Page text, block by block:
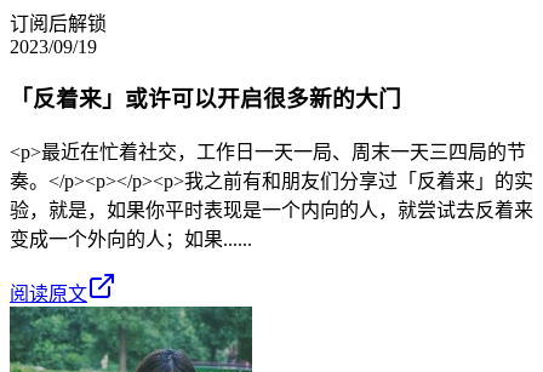
订阅后解锁
2023/09/19
「反着来」或许可以开启很多新的大门
<p>最近在忙着社交，工作日一天一局、周末一天三四局的节
奏。</p><p></p><p>我之前有和朋友们分享过「反着来」的实
验，就是，如果你平时表现是一个内向的人，就尝试去反着来
变成一个外向的人；如果......
阅读原文